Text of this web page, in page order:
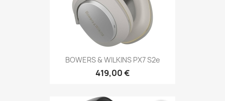
BOWERS & WILKINS PX7 S2e
419,00 €